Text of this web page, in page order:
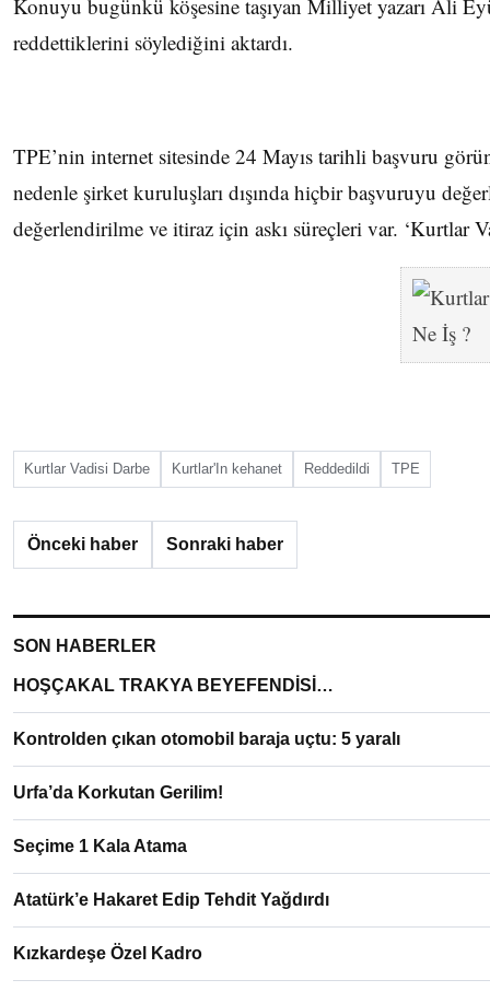
Konuyu bugünkü köşesine taşıyan Milliyet yazarı Ali
reddettiklerini söylediğini aktardı.
TPE’nin internet sitesinde 24 Mayıs tarihli başvuru
nedenle şirket kuruluşları dışında hiçbir başvuruyu
değerlendirilme ve itiraz için askı süreçleri var. ‘Kurtlar
Kurtlar Vadisi Darbe Kurtlar'In kehanet Reddedildi TPE
Önceki haber Sonraki haber
SON HABERLER
HOŞÇAKAL TRAKYA BEYEFENDİSİ…
Kontrolden çıkan otomobil baraja uçtu: 5 yaralı
Urfa’da Korkutan Gerilim!
Seçime 1 Kala Atama
Atatürk’e Hakaret Edip Tehdit Yağdırdı
Kızkardeşe Özel Kadro